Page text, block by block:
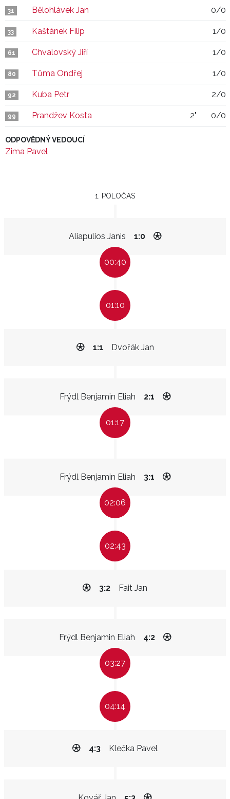
31 Bělohlávek Jan 0/0
33 Kaštánek Filip 1/0
61 Chvalovský Jiří 1/0
80 Tůma Ondřej 1/0
92 Kuba Petr 2/0
99 Prandžev Kosta 2" 0/0
ODPOVĚDNÝ VEDOUCÍ
Zima Pavel
1. POLOČAS
Aliapulios Janis 1:0
00:40
01:10
Dvořák Jan
1:1
Frýdl Benjamin Eliah 2:1
01:17
Frýdl Benjamin Eliah 3:1
02:06
02:43
Fait Jan
3:2
Frýdl Benjamin Eliah 4:2
03:27
04:14
Klečka Pavel
4:3